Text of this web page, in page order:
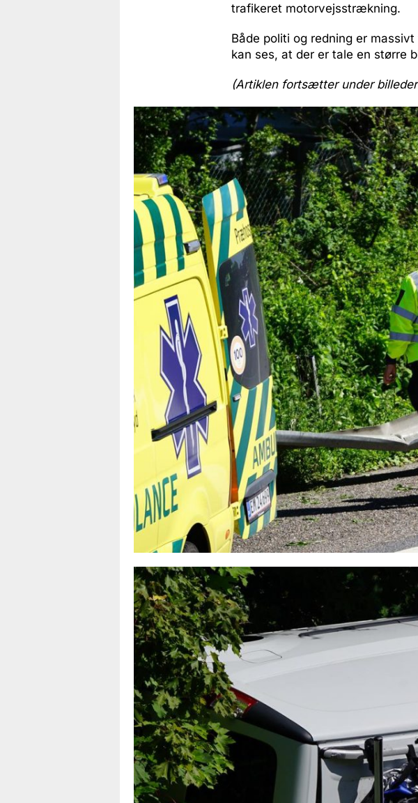
trafikeret motorvejsstrækning.
Både politi og redning er
kan ses, at der er tale en større
(Artiklen fortsætter under